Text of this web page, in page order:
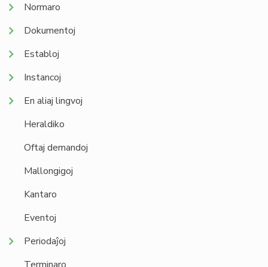
Normaro
Dokumentoj
Establoj
Instancoj
En aliaj lingvoj
Heraldiko
Oftaj demandoj
Mallongigoj
Kantaro
Eventoj
Periodaĵoj